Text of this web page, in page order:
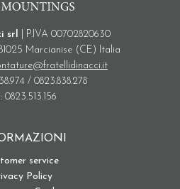
srl
| P.IVA 00702820630
Marcianise (CE) Italia
/ 0823.838.278
0823.513.156
service
Policy